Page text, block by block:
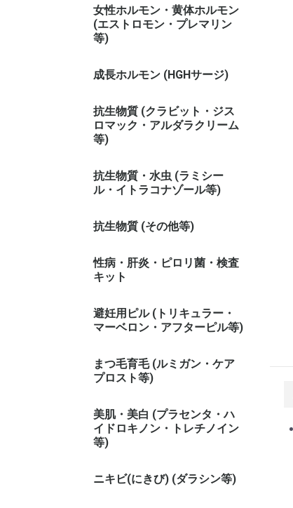
女性ホルモン・黄体ホルモン
(エストロモン・プレマリン
等)
成長ホルモン (HGHサージ)
抗生物質 (クラビット・ジス
ロマック・アルダラクリーム
等)
抗生物質・水虫 (ラミシー
ル・イトラコナゾール等)
抗生物質 (その他等)
性病・肝炎・ピロリ菌・検査
キット
避妊用ピル (トリキュラー・
マーベロン・アフターピル等)
まつ毛育毛 (ルミガン・ケア
プロスト等)
美肌・美白 (プラセンタ・ハ
イドロキノン・トレチノイン
等)
ニキビ(にきび) (ダラシン等)